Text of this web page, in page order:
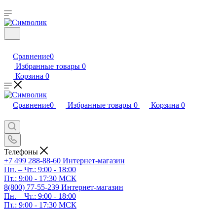
Сравнение0
Избранные товары 0
Корзина 0
Сравнение0 Избранные товары 0 Корзина 0
Телефоны
+7 499 288-88-60 Интернет-магазин
Пн. – Чт.: 9:00 - 18:00
Пт.: 9:00 - 17:30 МСК
8(800) 77-55-239 Интернет-магазин
Пн. – Чт.: 9:00 - 18:00
Пт.: 9:00 - 17:30 МСК